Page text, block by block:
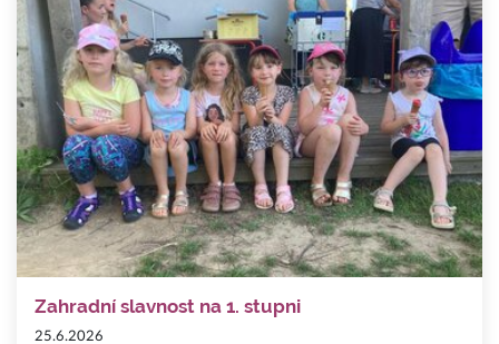
Zahradní slavnost na 1. stupni
25.6.2026